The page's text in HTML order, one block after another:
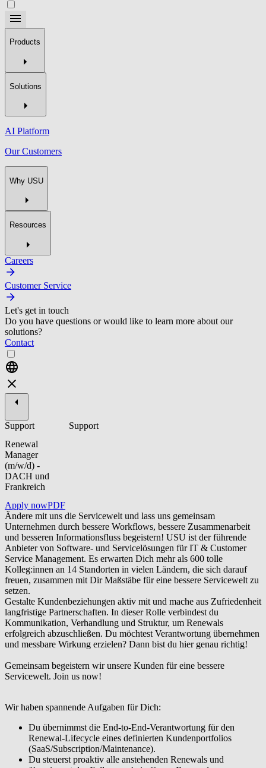
Products
Solutions
AI Platform
Our Customers
Why USU
Resources
Careers
Customer Service
Let's get in touch
Do you have questions or would like to learn more about our
solutions?
Contact
Support
Renewal
Manager
(m/w/d) -
DACH und
Frankreich
Apply nowPDF
Support
Ändere mit uns die Servicewelt und lass uns gemeinsam
Unternehmen durch bessere Workflows, bessere Zusammenarbeit
und besseren Informationsfluss begeistern! USU ist der führende
Anbieter von Software- und Servicelösungen für IT & Customer
Service Management. Es erwarten Dich mehr als 600 tolle
Kolleg:innen an 14 Standorten in vielen Ländern, die sich darauf
freuen, zusammen mit Dir Maßstäbe für eine bessere Servicewelt zu
setzen.
Gestalte Kundenbeziehungen aktiv mit und mache aus Zufriedenheit
langfristige Partnerschaften. In dieser Rolle verbindest du
Kommunikation, Verhandlung und Struktur, um Renewals
erfolgreich abzuschließen. Du möchtest Verantwortung übernehmen
und messbare Wirkung erzielen? Dann bist du hier genau richtig!
Gemeinsam begeistern wir unsere Kunden für eine bessere
Servicewelt. Join us now!
Wir haben spannende Aufgaben für Dich:
Du übernimmst die End-to-End-Verantwortung für den
Renewal-Lifecycle eines definierten Kundenportfolios
(SaaS/Subscription/Maintenance).
Du steuerst proaktiv alle anstehenden Renewals und